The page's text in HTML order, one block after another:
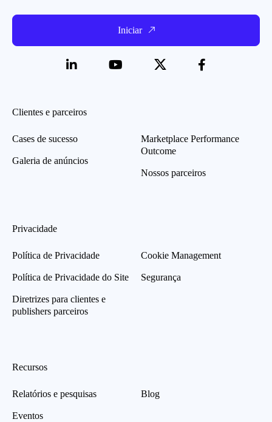
Iniciar
Clientes e parceiros
Cases de sucesso
Galeria de anúncios
Marketplace Performance
Outcome
Nossos parceiros
Privacidade
Política de Privacidade
Política de Privacidade do Site
Diretrizes para clientes e
publishers parceiros
Cookie Management
Segurança
Recursos
Relatórios e pesquisas
Eventos
Blog